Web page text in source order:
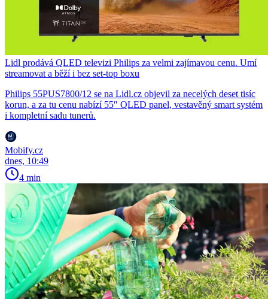
Lidl prodává QLED televizi Philips za velmi zajímavou cenu. Umí
streamovat a běží i bez set-top boxu
Philips 55PUS7800/12 se na Lidl.cz objevil za necelých deset tisíc
korun, a za tu cenu nabízí 55″ QLED panel, vestavěný smart systém
i kompletní sadu tunerů.
Mobify.cz
dnes, 10:49
4 min